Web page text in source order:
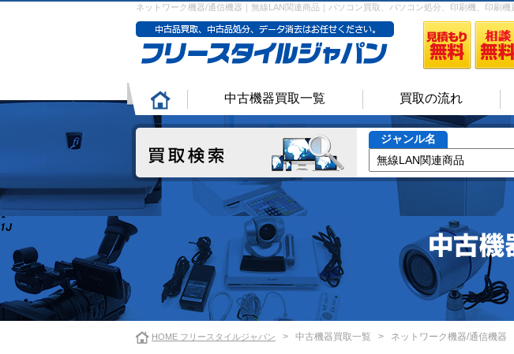
ネットワーク機器/通信機器｜無線LAN関連商品｜パソコン買取、パソコン処分、印刷機、印刷
中古機器買取一覧 買取の流れ
ジャンル名
HOME フリースタイルジャパン > 中古機器買取一覧 > ネットワーク機器/通信機器